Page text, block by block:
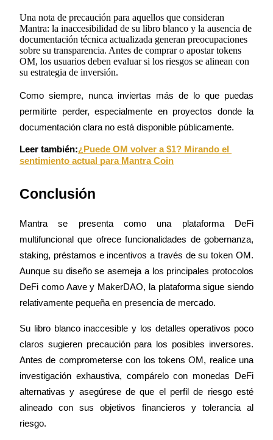
¡Hasta un 65% de comisiones!
Invita a un amigo para recibir recompensas en efectivo
BTC Welcome Rewards
Deposit & Trade BTC to Share 25000 USDT prize pool!
Deposit CASHCAT & Win
Share 500000 CASHCAT prize pool
Una nota de precaución para aquellos que consideran
Mantra: la inaccesibilidad de su libro blanco y la ausencia de
documentación técnica actualizada generan preocupaciones
sobre su transparencia. Antes de comprar o apostar tokens
OM, los usuarios deben evaluar si los riesgos se alinean con
su estrategia de inversión.
Como siempre, nunca inviertas más de lo que puedas
permitirte perder, especialmente en proyectos donde la
documentación clara no está disponible públicamente.
Leer también:¿Puede OM volver a $1? Mirando el
sentimiento actual para Mantra Coin
Conclusión
Mantra se presenta como una plataforma DeFi
multifuncional que ofrece funcionalidades de gobernanza,
staking, préstamos e incentivos a través de su token OM.
Aunque su diseño se asemeja a los principales protocolos
DeFi como Aave y MakerDAO, la plataforma sigue siendo
relativamente pequeña en presencia de mercado.
Su libro blanco inaccesible y los detalles operativos poco
claros sugieren precaución para los posibles inversores.
Antes de comprometerse con los tokens OM, realice una
investigación exhaustiva, compárelo con monedas DeFi
alternativas y asegúrese de que el perfil de riesgo esté
alineado con sus objetivos financieros y tolerancia al
riesgo.